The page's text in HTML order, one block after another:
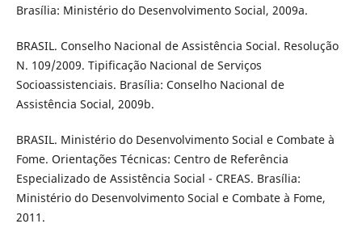
Brasília: Ministério do Desenvolvimento Social, 2009a.
BRASIL. Conselho Nacional de Assistência Social. Resolução
N. 109/2009. Tipificação Nacional de Serviços
Socioassistenciais. Brasília: Conselho Nacional de
Assistência Social, 2009b.
BRASIL. Ministério do Desenvolvimento Social e Combate à
Fome. Orientações Técnicas: Centro de Referência
Especializado de Assistência Social - CREAS. Brasília:
Ministério do Desenvolvimento Social e Combate à Fome,
2011.